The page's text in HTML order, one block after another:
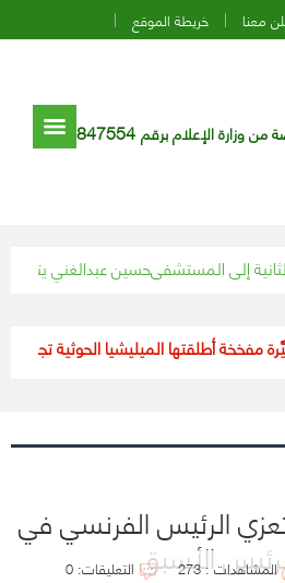
معنا خريطة الموقع
وزارة الإعلام برقم 847554
إلى المستشفىحسين عبدالغني يتجاهل قرار
أطلقتها الميليشيا الحوثية تجاه
الرئيس الفرنسي في
الأسبقالمشاهدات : 273 التعليقات: 0